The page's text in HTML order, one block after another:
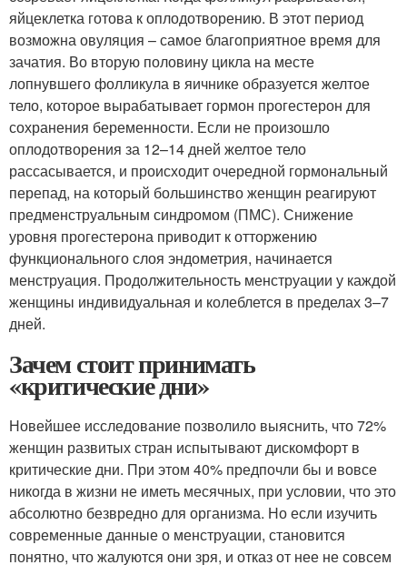
яйцеклетка готова к оплодотворению. В этот период
возможна овуляция – самое благоприятное время для
зачатия. Во вторую половину цикла на месте
лопнувшего фолликула в яичнике образуется желтое
тело, которое вырабатывает гормон прогестерон для
сохранения беременности. Если не произошло
оплодотворения за 12–14 дней желтое тело
рассасывается, и происходит очередной гормональный
перепад, на который большинство женщин реагируют
предменструальным синдромом (ПМС). Снижение
уровня прогестерона приводит к отторжению
функционального слоя эндометрия, начинается
менструация. Продолжительность менструации у каждой
женщины индивидуальная и колеблется в пределах 3–7
дней.
Зачем стоит принимать
«критические дни»
Новейшее исследование позволило выяснить, что 72%
женщин развитых стран испытывают дискомфорт в
критические дни. При этом 40% предпочли бы и вовсе
никогда в жизни не иметь месячных, при условии, что это
абсолютно безвредно для организма. Но если изучить
современные данные о менструации, становится
понятно, что жалуются они зря, и отказ от нее не совсем